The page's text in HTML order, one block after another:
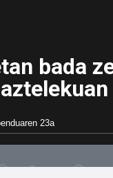
bada
23a